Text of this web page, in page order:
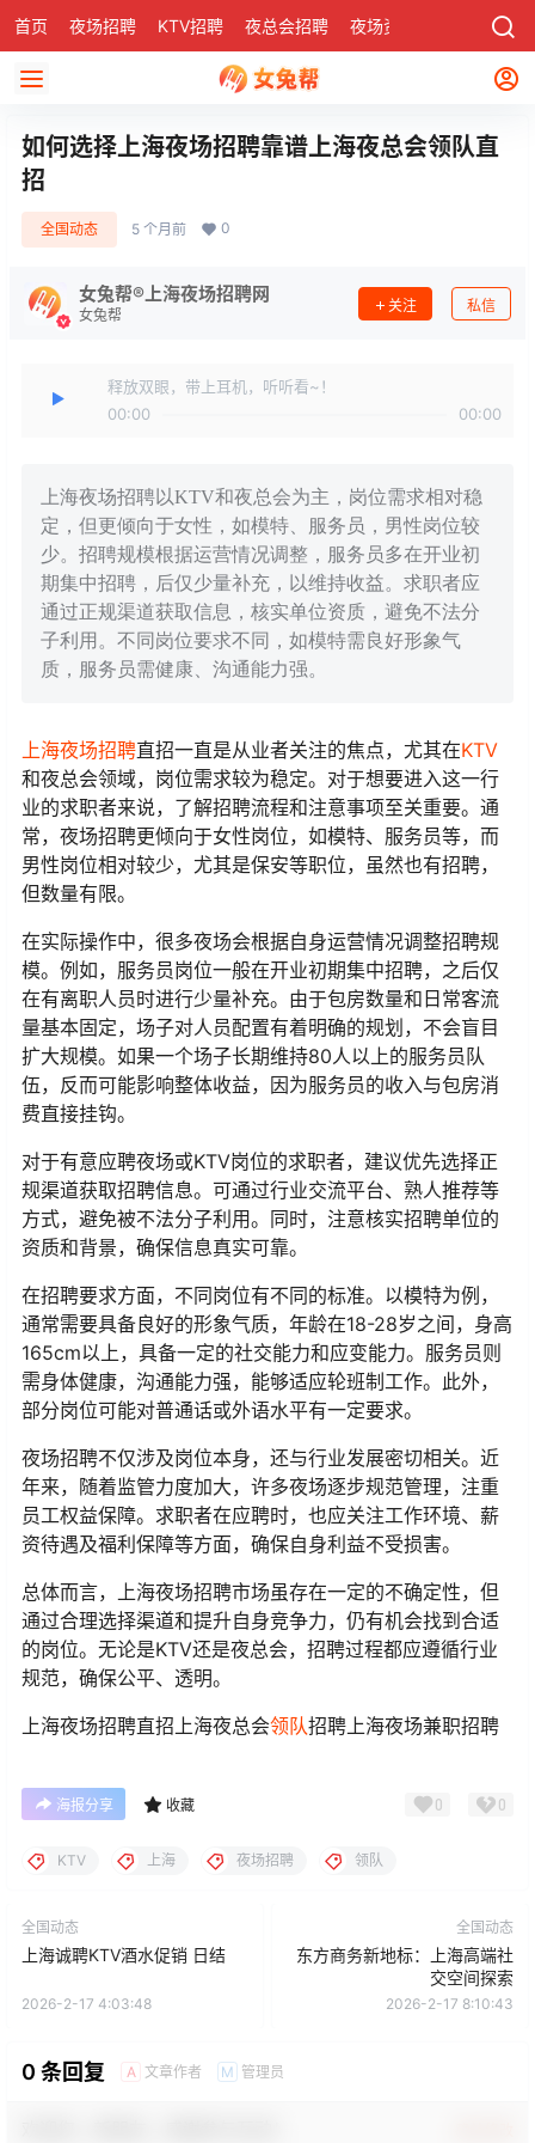
首页 夜场招聘 KTV招聘 夜总会招聘 夜场资讯 社区
如何选择上海夜场招聘靠谱上海夜总会领队直
招
全国动态 5 个月前 0
女兔帮®上海夜场招聘网
女兔帮
关注 私信
释放双眼，带上耳机，听听看~！
00:00
00:00
上海夜场招聘以KTV和夜总会为主，岗位需求相对稳
定，但更倾向于女性，如模特、服务员，男性岗位较
少。招聘规模根据运营情况调整，服务员多在开业初
期集中招聘，后仅少量补充，以维持收益。求职者应
通过正规渠道获取信息，核实单位资质，避免不法分
子利用。不同岗位要求不同，如模特需良好形象气
质，服务员需健康、沟通能力强。
上海夜场招聘直招一直是从业者关注的焦点，尤其在KTV
和夜总会领域，岗位需求较为稳定。对于想要进入这一行
业的求职者来说，了解招聘流程和注意事项至关重要。通
常，夜场招聘更倾向于女性岗位，如模特、服务员等，而
男性岗位相对较少，尤其是保安等职位，虽然也有招聘，
但数量有限。
在实际操作中，很多夜场会根据自身运营情况调整招聘规
模。例如，服务员岗位一般在开业初期集中招聘，之后仅
在有离职人员时进行少量补充。由于包房数量和日常客流
量基本固定，场子对人员配置有着明确的规划，不会盲目
扩大规模。如果一个场子长期维持80人以上的服务员队
伍，反而可能影响整体收益，因为服务员的收入与包房消
费直接挂钩。
对于有意应聘夜场或KTV岗位的求职者，建议优先选择正
规渠道获取招聘信息。可通过行业交流平台、熟人推荐等
方式，避免被不法分子利用。同时，注意核实招聘单位的
资质和背景，确保信息真实可靠。
在招聘要求方面，不同岗位有不同的标准。以模特为例，
通常需要具备良好的形象气质，年龄在18-28岁之间，身高
165cm以上，具备一定的社交能力和应变能力。服务员则
需身体健康，沟通能力强，能够适应轮班制工作。此外，
部分岗位可能对普通话或外语水平有一定要求。
夜场招聘不仅涉及岗位本身，还与行业发展密切相关。近
年来，随着监管力度加大，许多夜场逐步规范管理，注重
员工权益保障。求职者在应聘时，也应关注工作环境、薪
资待遇及福利保障等方面，确保自身利益不受损害。
总体而言，上海夜场招聘市场虽存在一定的不确定性，但
通过合理选择渠道和提升自身竞争力，仍有机会找到合适
的岗位。无论是KTV还是夜总会，招聘过程都应遵循行业
规范，确保公平、透明。
上海夜场招聘直招上海夜总会领队招聘上海夜场兼职招聘
海报分享 收藏 0 0
KTV 上海 夜场招聘 领队
全国动态
上海诚聘KTV酒水促销 日结
2026-2-17 4:03:48
全国动态
东方商务新地标：上海高端社
交空间探索
2026-2-17 8:10:43
0 条回复 A 文章作者 M 管理员